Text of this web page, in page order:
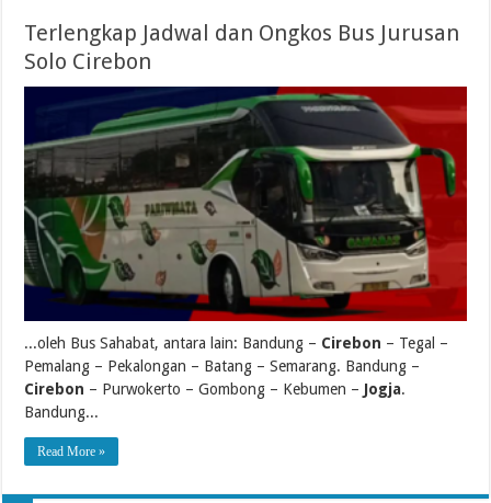
Terlengkap Jadwal dan Ongkos Bus Jurusan
Solo Cirebon
...oleh Bus Sahabat, antara lain: Bandung – Cirebon – Tegal –
Pemalang – Pekalongan – Batang – Semarang. Bandung –
Cirebon – Purwokerto – Gombong – Kebumen – Jogja.
Bandung...
Read More »